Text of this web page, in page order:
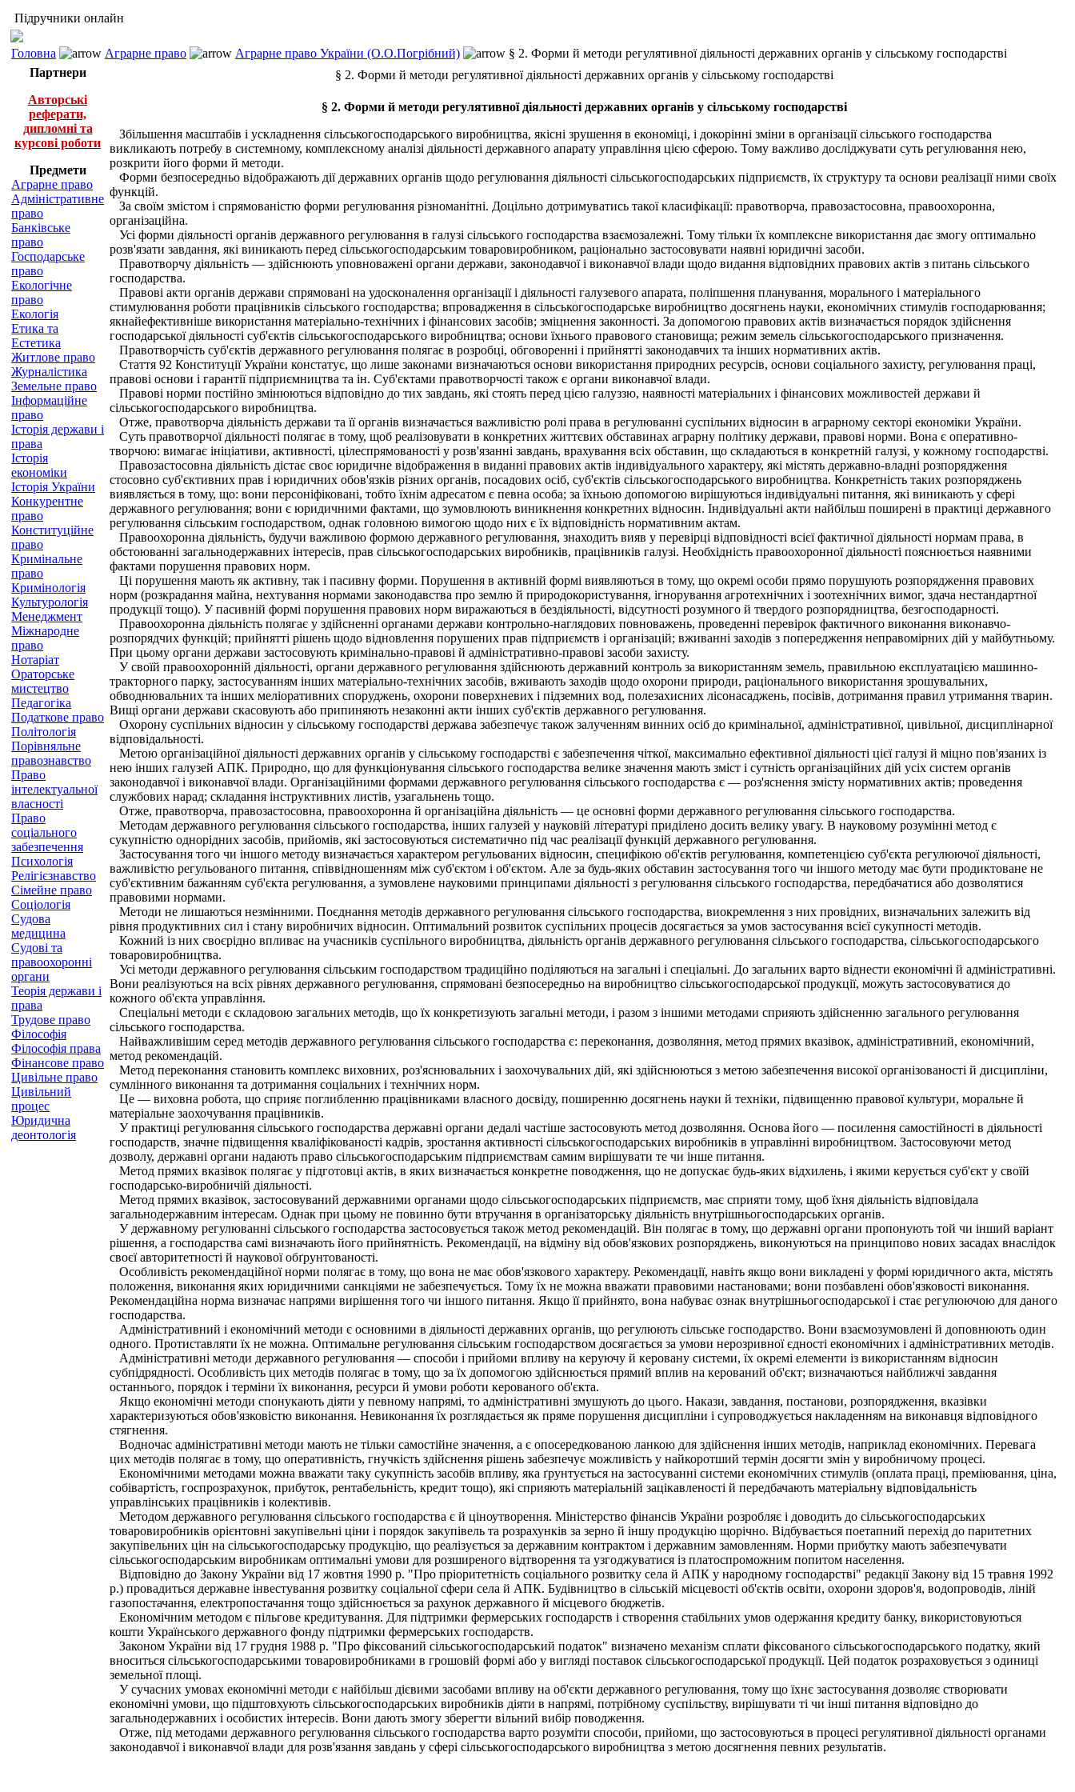
Підручники онлайн
Головна Аграрне право Аграрне право України (О.О.Погрібний)
§ 2. Форми й методи регулятивної діяльності державних органів у сільському господарстві
Партнери
Авторські
реферати,
дипломні та
курсові роботи
Предмети
Аграрне право
Адміністративне
право
Банківське
право
Господарське
право
Екологічне
право
Екологія
Етика та
Естетика
Житлове право
Журналістика
Земельне право
Інформаційне
право
Історія держави і
права
Історія
економіки
Історія України
Конкурентне
право
Конституційне
право
Кримінальне
право
Кримінологія
Культурологія
Менеджмент
Міжнародне
право
Нотаріат
Ораторське
мистецтво
Педагогіка
Податкове право
Політологія
Порівняльне
правознавство
Право
інтелектуальної
власності
Право
соціального
забезпечення
Психологія
Релігієзнавство
Сімейне право
Соціологія
Судова
медицина
Судові та
правоохоронні
органи
Теорія держави і
права
Трудове право
Філософія
Філософія права
Фінансове право
Цивільне право
Цивільний
процес
Юридична
деонтологія
§ 2. Форми й методи регулятивної діяльності державних органів у сільському господарстві
§ 2. Форми й методи регулятивної діяльності державних органів у сільському господарстві
Збільшення масштабів і ускладнення сільськогосподарського виробництва, якісні зрушення в економіці, і докорінні зміни в організації сільського господарства
викликають потребу в системному, комплексному аналізі діяльності державного апарату управління цією сферою. Тому важливо досліджувати суть регулювання нею,
розкрити його форми й методи.
Форми безпосередньо відображають дії державних органів щодо регулювання діяльності сільськогосподарських підприємств, їх структуру та основи реалізації ними своїх
функцій.
За своїм змістом і спрямованістю форми регулювання різноманітні. Доцільно дотримуватись такої класифікації: правотворча, правозастосовна, правоохоронна,
організаційна.
Усі форми діяльності органів державного регулювання в галузі сільського господарства взаємозалежні. Тому тільки їх комплексне використання дає змогу оптимально
розв'язати завдання, які виникають перед сільськогосподарським товаровиробником, раціонально застосовувати наявні юридичні засоби.
Правотворчу діяльність — здійснюють уповноважені органи держави, законодавчої і виконавчої влади щодо видання відповідних правових актів з питань сільського
господарства.
Правові акти органів держави спрямовані на удосконалення організації і діяльності галузевого апарата, поліпшення планування, морального і матеріального
стимулювання роботи працівників сільського господарства; впровадження в сільськогосподарське виробництво досягнень науки, економічних стимулів господарювання;
якнайефективніше використання матеріально-технічних і фінансових засобів; зміцнення законності. За допомогою правових актів визначається порядок здійснення
господарської діяльності суб'єктів сільськогосподарського виробництва; основи їхнього правового становища; режим земель сільськогосподарського призначення.
Правотворчість суб'єктів державного регулювання полягає в розробці, обговоренні і прийнятті законодавчих та інших нормативних актів.
Стаття 92 Конституції України констатує, що лише законами визначаються основи використання природних ресурсів, основи соціального захисту, регулювання праці,
правові основи і гарантії підприємництва та ін. Суб'єктами правотворчості також є органи виконавчої влади.
Правові норми постійно змінюються відповідно до тих завдань, які стоять перед цією галуззю, наявності матеріальних і фінансових можливостей держави й
сільськогосподарського виробництва.
Отже, правотворча діяльність держави та її органів визначається важливістю ролі права в регулюванні суспільних відносин в аграрному секторі економіки України.
Суть правотворчої діяльності полягає в тому, щоб реалізовувати в конкретних життєвих обставинах аграрну політику держави, правові норми. Вона є оперативно-
творчою: вимагає ініціативи, активності, цілеспрямованості у розв'язанні завдань, врахування всіх обставин, що складаються в конкретній галузі, у кожному господарстві.
Правозастосовна діяльність дістає своє юридичне відображення в виданні правових актів індивідуального характеру, які містять державно-владні розпорядження
стосовно суб'єктивних прав і юридичних обов'язків різних органів, посадових осіб, суб'єктів сільськогосподарського виробництва. Конкретність таких розпоряджень
виявляється в тому, що: вони персоніфіковані, тобто їхнім адресатом є певна особа; за їхньою допомогою вирішуються індивідуальні питання, які виникають у сфері
державного регулювання; вони є юридичними фактами, що зумовлюють виникнення конкретних відносин. Індивідуальні акти найбільш поширені в практиці державного
регулювання сільським господарством, однак головною вимогою щодо них є їх відповідність нормативним актам.
Правоохоронна діяльність, будучи важливою формою державного регулювання, знаходить вияв у перевірці відповідності всієї фактичної діяльності нормам права, в
обстоюванні загальнодержавних інтересів, прав сільськогосподарських виробників, працівників галузі. Необхідність правоохоронної діяльності пояснюється наявними
фактами порушення правових норм.
Ці порушення мають як активну, так і пасивну форми. Порушення в активній формі виявляються в тому, що окремі особи прямо порушують розпорядження правових
норм (розкрадання майна, нехтування нормами законодавства про землю й природокористування, ігнорування агротехнічних і зоотехнічних вимог, здача нестандартної
продукції тощо). У пасивній формі порушення правових норм виражаються в бездіяльності, відсутності розумного й твердого розпорядництва, безгосподарності.
Правоохоронна діяльність полягає у здійсненні органами держави контрольно-наглядових повноважень, проведенні перевірок фактичного виконання виконавчо-
розпорядчих функцій; прийнятті рішень щодо відновлення порушених прав підприємств і організацій; вживанні заходів з попередження неправомірних дій у майбутньому.
При цьому органи держави застосовують кримінально-правові й адміністративно-правові засоби захисту.
У своїй правоохоронній діяльності, органи державного регулювання здійснюють державний контроль за використанням земель, правильною експлуатацією машинно-
тракторного парку, застосуванням інших матеріально-технічних засобів, вживають заходів щодо охорони природи, раціонального використання зрошувальних,
обводнювальних та інших меліоративних споруджень, охорони поверхневих і підземних вод, полезахисних лісонасаджень, посівів, дотримання правил утримання тварин.
Вищі органи держави скасовують або припиняють незаконні акти інших суб'єктів державного регулювання.
Охорону суспільних відносин у сільському господарстві держава забезпечує також залученням винних осіб до кримінальної, адміністративної, цивільної, дисциплінарної
відповідальності.
Метою організаційної діяльності державних органів у сільському господарстві є забезпечення чіткої, максимально ефективної діяльності цієї галузі й міцно пов'язаних із
нею інших галузей АПК. Природно, що для функціонування сільського господарства велике значення мають зміст і сутність організаційних дій усіх систем органів
законодавчої і виконавчої влади. Організаційними формами державного регулювання сільського господарства є — роз'яснення змісту нормативних актів; проведення
службових нарад; складання інструктивних листів, узагальнень тощо.
Отже, правотворча, правозастосовна, правоохоронна й організаційна діяльність — це основні форми державного регулювання сільського господарства.
Методам державного регулювання сільського господарства, інших галузей у науковій літературі приділено досить велику увагу. В науковому розумінні метод є
сукупністю однорідних засобів, прийомів, які застосовуються систематично під час реалізації функцій державного регулювання.
Застосування того чи іншого методу визначається характером регульованих відносин, специфікою об'єктів регулювання, компетенцією суб'єкта регулюючої діяльності,
важливістю регульованого питання, співвідношенням між суб'єктом і об'єктом. Але за будь-яких обставин застосування того чи іншого методу має бути продиктоване не
суб'єктивним бажанням суб'єкта регулювання, а зумовлене науковими принципами діяльності з регулювання сільського господарства, передбачатися або дозволятися
правовими нормами.
Методи не лишаються незмінними. Поєднання методів державного регулювання сільського господарства, виокремлення з них провідних, визначальних залежить від
рівня продуктивних сил і стану виробничих відносин. Оптимальний розвиток суспільних процесів досягається за умов застосування всієї сукупності методів.
Кожний із них своєрідно впливає на учасників суспільного виробництва, діяльність органів державного регулювання сільського господарства, сільськогосподарського
товаровиробництва.
Усі методи державного регулювання сільським господарством традиційно поділяються на загальні і спеціальні. До загальних варто віднести економічні й адміністративні.
Вони реалізуються на всіх рівнях державного регулювання, спрямовані безпосередньо на виробництво сільськогосподарської продукції, можуть застосовуватися до
кожного об'єкта управління.
Спеціальні методи є складовою загальних методів, що їх конкретизують загальні методи, і разом з іншими методами сприяють здійсненню загального регулювання
сільського господарства.
Найважливішим серед методів державного регулювання сільського господарства є: переконання, дозволяння, метод прямих вказівок, адміністративний, економічний,
метод рекомендацій.
Метод переконання становить комплекс виховних, роз'яснювальних і заохочувальних дій, які здійснюються з метою забезпечення високої організованості й дисципліни,
сумлінного виконання та дотримання соціальних і технічних норм.
Це — виховна робота, що сприяє поглибленню працівниками власного досвіду, поширенню досягнень науки й техніки, підвищенню правової культури, моральне й
матеріальне заохочування працівників.
У практиці регулювання сільського господарства державні органи дедалі частіше застосовують метод дозволяння. Основа його — посилення самостійності в діяльності
господарств, значне підвищення кваліфікованості кадрів, зростання активності сільськогосподарських виробників в управлінні виробництвом. Застосовуючи метод
дозволу, державні органи надають право сільськогосподарським підприємствам самим вирішувати те чи інше питання.
Метод прямих вказівок полягає у підготовці актів, в яких визначається конкретне поводження, що не допускає будь-яких відхилень, і якими керується суб'єкт у своїй
господарсько-виробничій діяльності.
Метод прямих вказівок, застосовуваний державними органами щодо сільськогосподарських підприємств, має сприяти тому, щоб їхня діяльність відповідала
загальнодержавним інтересам. Однак при цьому не повинно бути втручання в організаторську діяльність внутрішньогосподарських органів.
У державному регулюванні сільського господарства застосовується також метод рекомендацій. Він полягає в тому, що державні органи пропонують той чи інший варіант
рішення, а господарства самі визначають його прийнятність. Рекомендації, на відміну від обов'язкових розпоряджень, виконуються на принципово нових засадах внаслідок
своєї авторитетності й наукової обґрунтованості.
Особливість рекомендаційної норми полягає в тому, що вона не має обов'язкового характеру. Рекомендації, навіть якщо вони викладені у формі юридичного акта, містять
положення, виконання яких юридичними санкціями не забезпечується. Тому їх не можна вважати правовими настановами; вони позбавлені обов'язковості виконання.
Рекомендаційна норма визначає напрями вирішення того чи іншого питання. Якщо її прийнято, вона набуває ознак внутрішньогосподарської і стає регулюючою для даного
господарства.
Адміністративний і економічний методи є основними в діяльності державних органів, що регулюють сільське господарство. Вони взаємозумовлені й доповнюють один
одного. Протиставляти їх не можна. Оптимальне регулювання сільським господарством досягається за умови нерозривної єдності економічних і адміністративних методів.
Адміністративні методи державного регулювання — способи і прийоми впливу на керуючу й керовану системи, їх окремі елементи із використанням відносин
субпідрядності. Особливість цих методів полягає в тому, що за їх допомогою здійснюється прямий вплив на керований об'єкт; визначаються найближчі завдання
останнього, порядок і терміни їх виконання, ресурси й умови роботи керованого об'єкта.
Якщо економічні методи спонукають діяти у певному напрямі, то адміністративні змушують до цього. Накази, завдання, постанови, розпорядження, вказівки
характеризуються обов'язковістю виконання. Невиконання їх розглядається як пряме порушення дисципліни і супроводжується накладенням на виконавця відповідного
стягнення.
Водночас адміністративні методи мають не тільки самостійне значення, а є опосередкованою ланкою для здійснення інших методів, наприклад економічних. Перевага
цих методів полягає в тому, що оперативність, гнучкість здійснення рішень забезпечує можливість у найкоротший термін досягти змін у виробничому процесі.
Економічними методами можна вважати таку сукупність засобів впливу, яка ґрунтується на застосуванні системи економічних стимулів (оплата праці, преміювання, ціна,
собівартість, госпрозрахунок, прибуток, рентабельність, кредит тощо), які сприяють матеріальній зацікавленості й передбачають матеріальну відповідальність
управлінських працівників і колективів.
Методом державного регулювання сільського господарства є й ціноутворення. Міністерство фінансів України розробляє і доводить до сільськогосподарських
товаровиробників орієнтовні закупівельні ціни і порядок закупівель та розрахунків за зерно й іншу продукцію щорічно. Відбувається поетапний перехід до паритетних
закупівельних цін на сільськогосподарську продукцію, що реалізується за державним контрактом і державним замовленням. Норми прибутку мають забезпечувати
сільськогосподарським виробникам оптимальні умови для розширеного відтворення та узгоджуватися із платоспроможним попитом населення.
Відповідно до Закону України від 17 жовтня 1990 р. "Про пріоритетність соціального розвитку села й АПК у народному господарстві" редакції Закону від 15 травня 1992
р.) провадиться державне інвестування розвитку соціальної сфери села й АПК. Будівництво в сільській місцевості об'єктів освіти, охорони здоров'я, водопроводів, ліній
газопостачання, електропостачання тощо здійснюється за рахунок державного й місцевого бюджетів.
Економічним методом є пільгове кредитування. Для підтримки фермерських господарств і створення стабільних умов одержання кредиту банку, використовуються
кошти Українського державного фонду підтримки фермерських господарств.
Законом України від 17 грудня 1988 р. "Про фіксований сільськогосподарський податок" визначено механізм сплати фіксованого сільськогосподарського податку, який
вноситься сільськогосподарськими товаровиробниками в грошовій формі або у вигляді поставок сільськогосподарської продукції. Цей податок розраховується з одиниці
земельної площі.
У сучасних умовах економічні методи є найбільш дієвими засобами впливу на об'єкти державного регулювання, тому що їхнє застосування дозволяє створювати
економічні умови, що підштовхують сільськогосподарських виробників діяти в напрямі, потрібному суспільству, вирішувати ті чи інші питання відповідно до
загальнодержавних і особистих інтересів. Вони дають змогу зберегти вільний вибір поводження.
Отже, під методами державного регулювання сільського господарства варто розуміти способи, прийоми, що застосовуються в процесі регулятивної діяльності органами
законодавчої і виконавчої влади для розв'язання завдань у сфері сільськогосподарського виробництва з метою досягнення певних результатів.